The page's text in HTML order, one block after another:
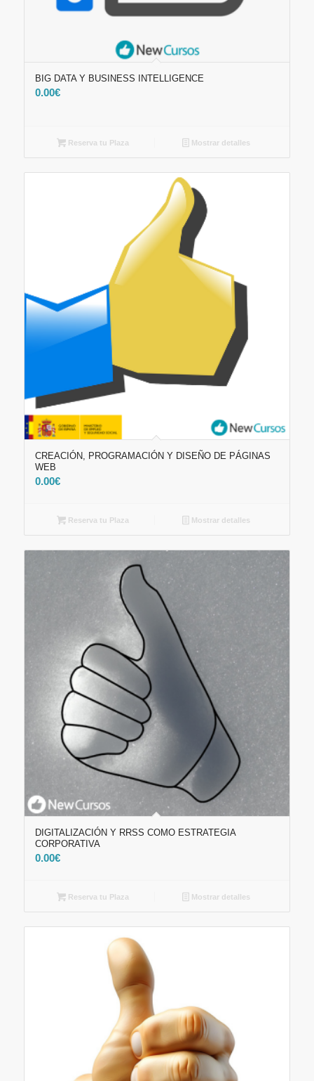
BIG DATA Y BUSINESS INTELLIGENCE
0.00€
Reserva tu Plaza Mostrar detalles
CREACIÓN, PROGRAMACIÓN Y DISEÑO DE PÁGINAS
WEB
0.00€
Reserva tu Plaza Mostrar detalles
DIGITALIZACIÓN Y RRSS COMO ESTRATEGIA
CORPORATIVA
0.00€
Reserva tu Plaza Mostrar detalles